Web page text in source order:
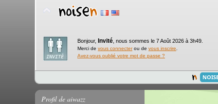
Bonjour, Invité nous sommes le 7 Août 2026 à 3h49.
Merci de vous connecterou de vous inscrire
Avez-vous oublié votre mot de passe ?
Profil de aiwazz